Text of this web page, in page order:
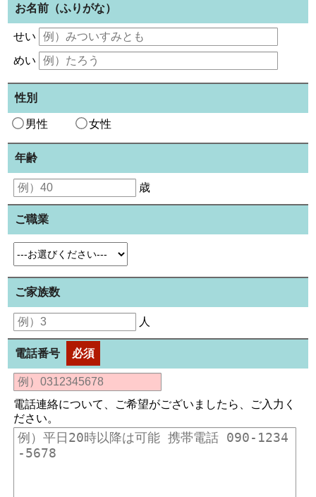
お名前（ふりがな）
せい
めい
性別
男性
女性
年齢
歳
ご職業
ご家族数
人
電話番号 必須
電話連絡について、ご希望がございましたら、ご入力く
ださい。